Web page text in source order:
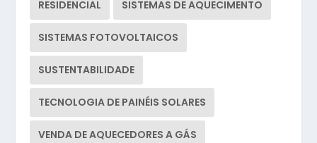
RESIDENCIAL SISTEMAS DE AQUECIMENTO
SISTEMAS FOTOVOLTAICOS
SUSTENTABILIDADE
TECNOLOGIA DE PAINÉIS SOLARES
VENDA DE AQUECEDORES A GÁS